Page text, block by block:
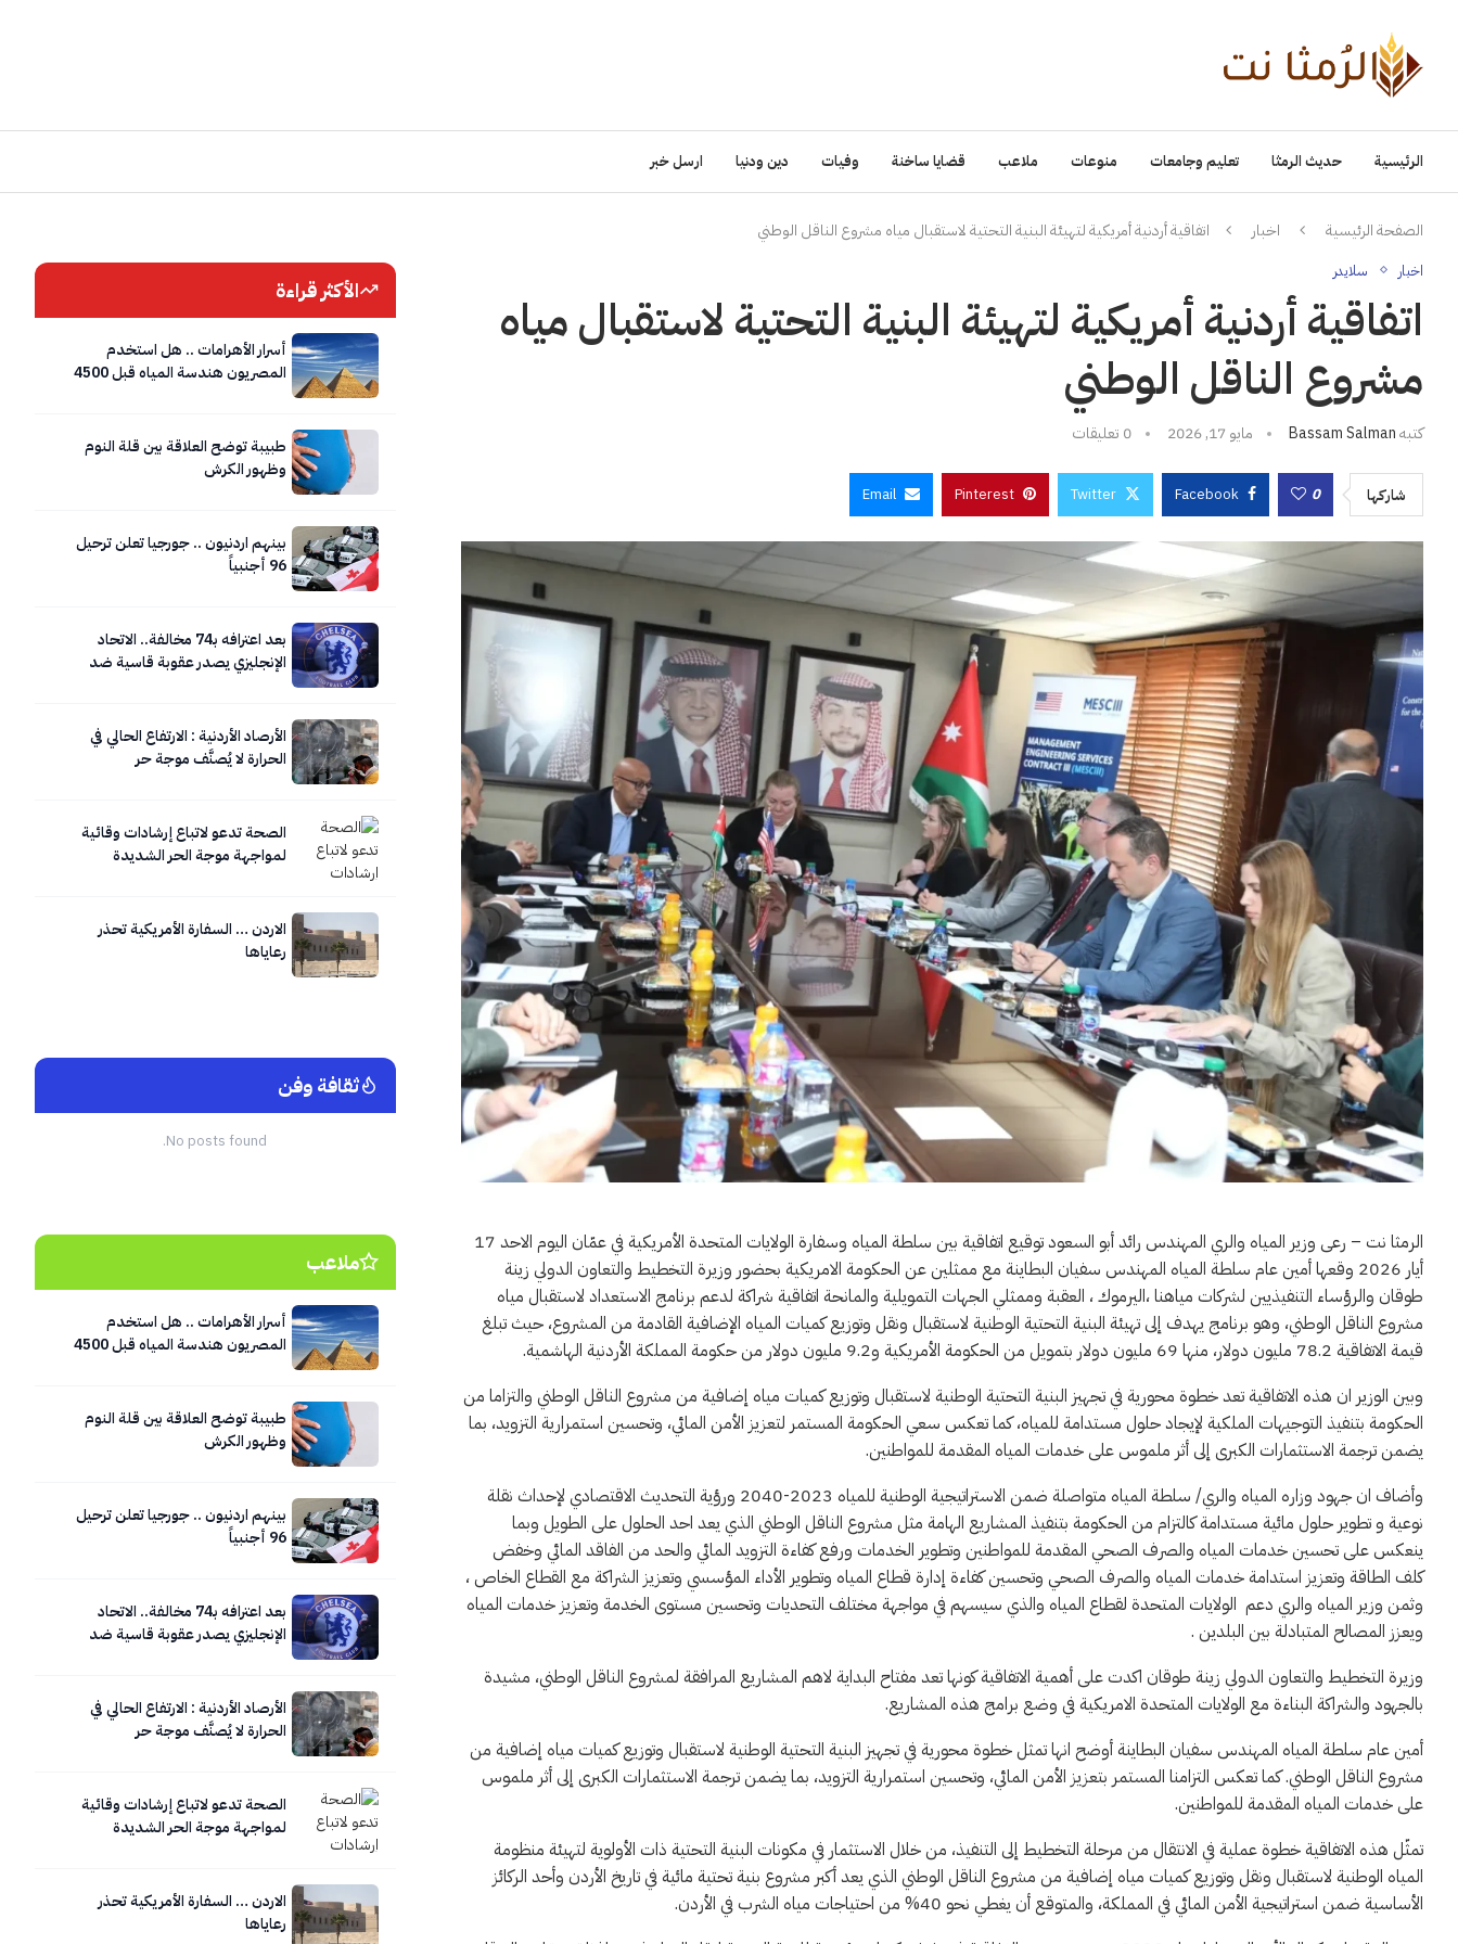
الرئيسية حديث الرمثا تعليم وجامعات منوعات ملاعب قضايا ساخنة وفيات دين ودنيا ارسل خبر
الصفحة الرئيسية اخبار اتفاقية أردنية أمريكية لتهيئة البنية التحتية لاستقبال مياه مشروع الناقل الوطني
اخبار سلايدر
اتفاقية أردنية أمريكية لتهيئة البنية التحتية لاستقبال مياه
مشروع الناقل الوطني
كتبهBassam Salman مايو 17, 2026 0 تعليقات
شاركها 0
Facebook
Twitter
Pinterest
Email
الرمثا نت – رعى وزير المياه والري المهندس رائد أبو السعود توقيع اتفاقية بين سلطة المياه وسفارة الولايات المتحدة الأمريكية في عمّان اليوم الاحد 17
أيار 2026 وقعها أمين عام سلطة المياه المهندس سفيان البطاينة مع ممثلين عن الحكومة الامريكية بحضور وزيرة التخطيط والتعاون الدولي زينة
طوقان والرؤساء التنفيذيين لشركات مياهنا ،اليرموك ، العقبة وممثلي الجهات التمويلية والمانحة اتفاقية شراكة لدعم برنامج الاستعداد لاستقبال مياه
مشروع الناقل الوطني، وهو برنامج يهدف إلى تهيئة البنية التحتية الوطنية لاستقبال ونقل وتوزيع كميات المياه الإضافية القادمة من المشروع، حيث تبلغ
قيمة الاتفاقية 78.2 مليون دولار، منها 69 مليون دولار بتمويل من الحكومة الأمريكية و9.2 مليون دولار من حكومة المملكة الأردنية الهاشمية.
وبين الوزير ان هذه الاتفاقية تعد خطوة محورية في تجهيز البنية التحتية الوطنية لاستقبال وتوزيع كميات مياه إضافية من مشروع الناقل الوطني والتزاما من
الحكومة بتنفيذ التوجيهات الملكية لإيجاد حلول مستدامة للمياه، كما تعكس سعي الحكومة المستمر لتعزيز الأمن المائي، وتحسين استمرارية التزويد، بما
يضمن ترجمة الاستثمارات الكبرى إلى أثر ملموس على خدمات المياه المقدمة للمواطنين.
وأضاف ان جهود وزاره المياه والري/ سلطة المياه متواصلة ضمن الاستراتيجية الوطنية للمياه 2023-2040 ورؤية التحديث الاقتصادي لإحداث نقلة
نوعية و تطوير حلول مائية مستدامة كالتزام من الحكومة بتنفيذ المشاريع الهامة مثل مشروع الناقل الوطني الذي يعد احد الحلول على الطويل وبما
ينعكس على تحسين خدمات المياه والصرف الصحي المقدمة للمواطنين وتطوير الخدمات ورفع كفاءة التزويد المائي والحد من الفاقد المائي وخفض
كلف الطاقة وتعزيز استدامة خدمات المياه والصرف الصحي وتحسين كفاءة إدارة قطاع المياه وتطوير الأداء المؤسسي وتعزيز الشراكة مع القطاع الخاص ،
وثمن وزير المياه والري دعم الولايات المتحدة لقطاع المياه والذي سيسهم في مواجهة مختلف التحديات وتحسين مستوى الخدمة وتعزيز خدمات المياه
ويعزز المصالح المتبادلة بين البلدين .
وزيرة التخطيط والتعاون الدولي زينة طوقان اكدت على أهمية الاتفاقية كونها تعد مفتاح البداية لاهم المشاريع المرافقة لمشروع الناقل الوطني، مشيدة
بالجهود والشراكة البناءة مع الولايات المتحدة الامريكية في وضع برامج هذه المشاريع.
أمين عام سلطة المياه المهندس سفيان البطاينة أوضح انها تمثل خطوة محورية في تجهيز البنية التحتية الوطنية لاستقبال وتوزيع كميات مياه إضافية من
مشروع الناقل الوطني. كما تعكس التزامنا المستمر بتعزيز الأمن المائي، وتحسين استمرارية التزويد، بما يضمن ترجمة الاستثمارات الكبرى إلى أثر ملموس
على خدمات المياه المقدمة للمواطنين.
تمثّل هذه الاتفاقية خطوة عملية في الانتقال من مرحلة التخطيط إلى التنفيذ، من خلال الاستثمار في مكونات البنية التحتية ذات الأولوية لتهيئة منظومة
المياه الوطنية لاستقبال ونقل وتوزيع كميات مياه إضافية من مشروع الناقل الوطني الذي يعد أكبر مشروع بنية تحتية مائية في تاريخ الأردن وأحد الركائز
الأساسية ضمن استراتيجية الأمن المائي في المملكة، والمتوقع أن يغطي نحو 40% من احتياجات مياه الشرب في الأردن.
الأكثر قراءة
أسرار الأهرامات .. هل استخدم
المصريون هندسة المياه قبل 4500
طبيبة توضح العلاقة بين قلة النوم
وظهور الكرش
بينهم اردنيون .. جورجيا تعلن ترحيل
96 أجنبياً
بعد اعترافه بـ74 مخالفة.. الاتحاد
الإنجليزي يصدر عقوبة قاسية ضد
الأرصاد الأردنية : الارتفاع الحالي في
الحرارة لا يُصنَّف موجة حر
الصحة تدعو لاتباع إرشادات وقائية
لمواجهة موجة الحر الشديدة
الاردن … السفارة الأمريكية تحذر
رعاياها
ثقافة وفن
No posts found.
ملاعب
أسرار الأهرامات .. هل استخدم
المصريون هندسة المياه قبل 4500
طبيبة توضح العلاقة بين قلة النوم
وظهور الكرش
بينهم اردنيون .. جورجيا تعلن ترحيل
96 أجنبياً
بعد اعترافه بـ74 مخالفة.. الاتحاد
الإنجليزي يصدر عقوبة قاسية ضد
الأرصاد الأردنية : الارتفاع الحالي في
الحرارة لا يُصنَّف موجة حر
الصحة تدعو لاتباع إرشادات وقائية
لمواجهة موجة الحر الشديدة
الاردن … السفارة الأمريكية تحذر
رعاياها